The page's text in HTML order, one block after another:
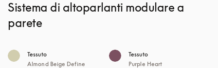
Sistema di altoparlanti modulare a
parete
Tessuto
Almond Beige Define
Tessuto
Purple Heart